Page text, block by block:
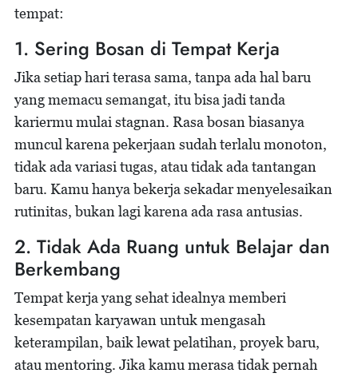
tempat:
1. Sering Bosan di Tempat Kerja
Jika setiap hari terasa sama, tanpa ada hal baru
yang memacu semangat, itu bisa jadi tanda
kariermu mulai stagnan. Rasa bosan biasanya
muncul karena pekerjaan sudah terlalu monoton,
tidak ada variasi tugas, atau tidak ada tantangan
baru. Kamu hanya bekerja sekadar menyelesaikan
rutinitas, bukan lagi karena ada rasa antusias.
2. Tidak Ada Ruang untuk Belajar dan
Berkembang
Tempat kerja yang sehat idealnya memberi
kesempatan karyawan untuk mengasah
keterampilan, baik lewat pelatihan, proyek baru,
atau mentoring. Jika kamu merasa tidak pernah